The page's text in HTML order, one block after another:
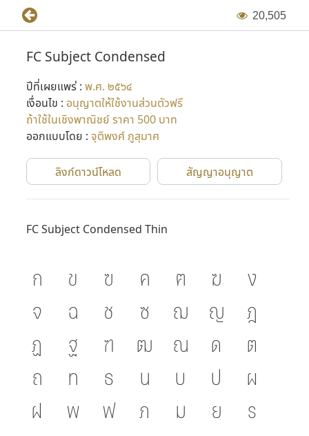
20,505
FC Subject Condensed
ปีที่เผยแพร่ : พ.ศ. ๒๕๖๔
เงื่อนไข : อนุญาตให้ใช้งานส่วนตัวฟรี
ถ้าใช้ในเชิงพาณิชย์ ราคา 500 บาท
ออกแบบโดย : จุติพงศ์ ภูสุมาศ
ลิงก์ดาวน์โหลด สัญญาอนุญาต
FC Subject Condensed Thin
ก ข ฃ ค ฅ ฆ
ง
จ
ฉ ช ซ ฌ ญ
ฎ
ฏ
ฐ ฑ ฒ ณ ด
ต
ถ
ท ธ น บ ป
ผ
ฝ
พ ฟ ภ ม ย
ร